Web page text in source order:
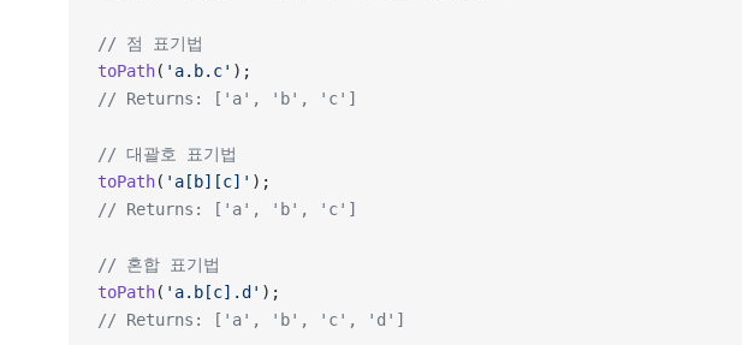
// 점 표기법
toPath( 'a.b.c' );
// Returns: ['a', 'b', 'c']
// 대괄호 표기법
toPath( 'a[b][c]' );
// Returns: ['a', 'b', 'c']
// 혼합 표기법
toPath( 'a.b[c].d' );
// Returns: ['a', 'b', 'c', 'd']